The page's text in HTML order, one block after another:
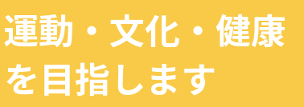
動・文化・健康
目指します